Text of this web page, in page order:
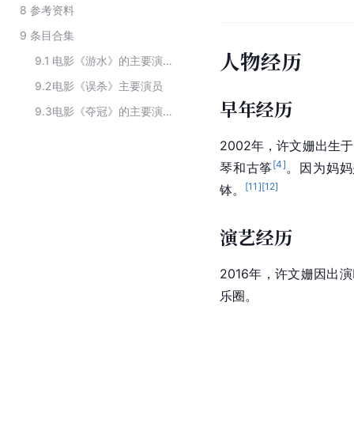
8 参考资料
9 条目合集
9.1
电影《游水》的主要演职人员
9.2电影《误杀》主要演员
9.3
电影《夺冠》的主要演员
人物经历
早年经历
2002年，许文姗出生于
琴和古筝[4] 。因为妈
钵。
[11 ][12]
演艺经历
2016年，许文姗因出
乐圈。